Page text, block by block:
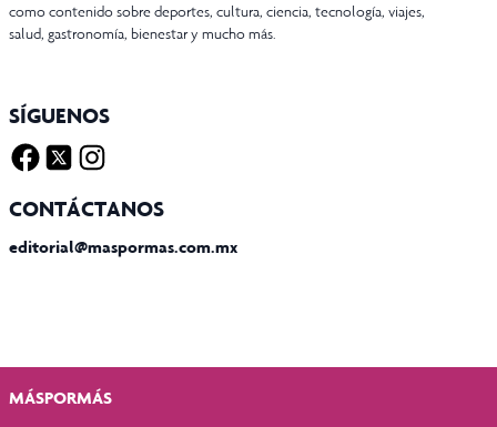
como contenido sobre deportes, cultura, ciencia, tecnología, viajes,
salud, gastronomía, bienestar y mucho más.
SÍGUENOS
CONTÁCTANOS
editorial@maspormas.com.mx
MÁSPORMÁS